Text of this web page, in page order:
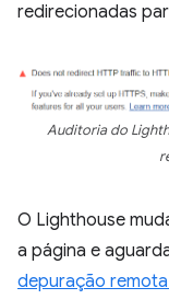
redirecionadas
Auditoria do
O Lighthouse
a página e
depuração